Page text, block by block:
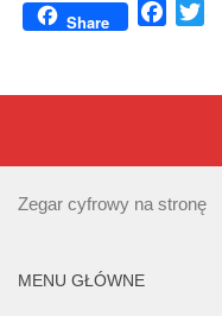
Share
Zegar cyfrowy na stronę
MENU GŁÓWNE